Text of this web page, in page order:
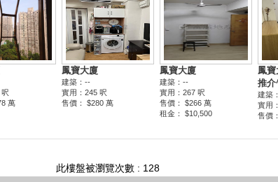
此樓盤被瀏覽次數 : 128